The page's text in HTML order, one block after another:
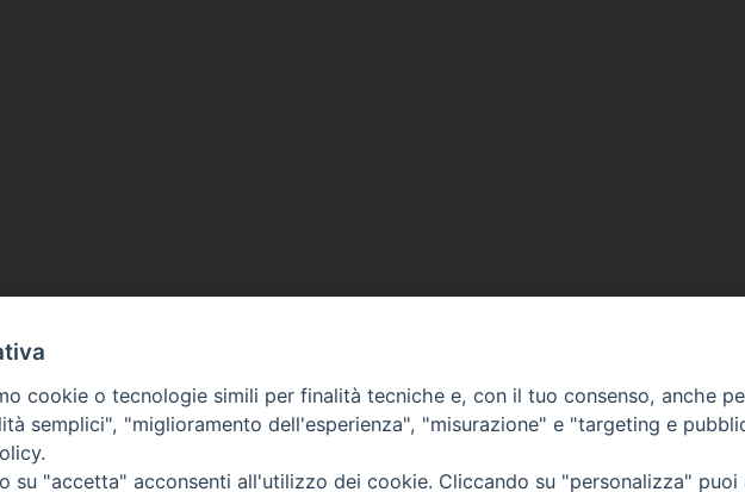
Ufficio Comunicazioni sociali
cookie o tecnologie simili per finalità tecniche e, con il tuo consenso, anche
semplici", "miglioramento dell'esperienza", "misurazione" e "targeting e
su "accetta" acconsenti all'utilizzo dei cookie. Cliccando su "personalizza"